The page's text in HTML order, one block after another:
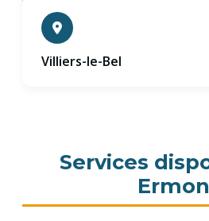
Villiers-le-Bel
Services